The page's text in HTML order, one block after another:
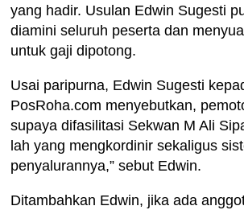
yang hadir. Usulan Edwin Sugesti
diamini seluruh peserta dan
untuk gaji dipotong.
Usai paripurna, Edwin Sugesti
PosRoha.com menyebutkan,
supaya difasilitasi Sekwan M Ali
lah yang mengkordinir sekaligus
penyalurannya,” sebut Edwin.
Ditambahkan Edwin, jika ada